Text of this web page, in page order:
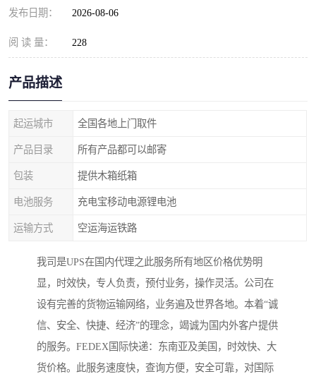
发布日期： 2026-08-06
阅 读 量： 228
产品描述
起运城市 全国各地上门取件
产品目录 所有产品都可以邮寄
包装 提供木箱纸箱
电池服务 充电宝移动电源锂电池
运输方式 空运海运铁路
我司是UPS在国内代理之此服务所有地区价格优势明
显，时效快，专人负责，预付业务，操作灵活。公司在
设有完善的货物运输网络，业务遍及世界各地。本着“诚
信、安全、快捷、经济”的理念，竭诚为国内外客户提供
的服务。FEDEX国际快递：东南亚及美国，时效快、大
货价格。此服务速度快，查询方便，安全可靠，对国际